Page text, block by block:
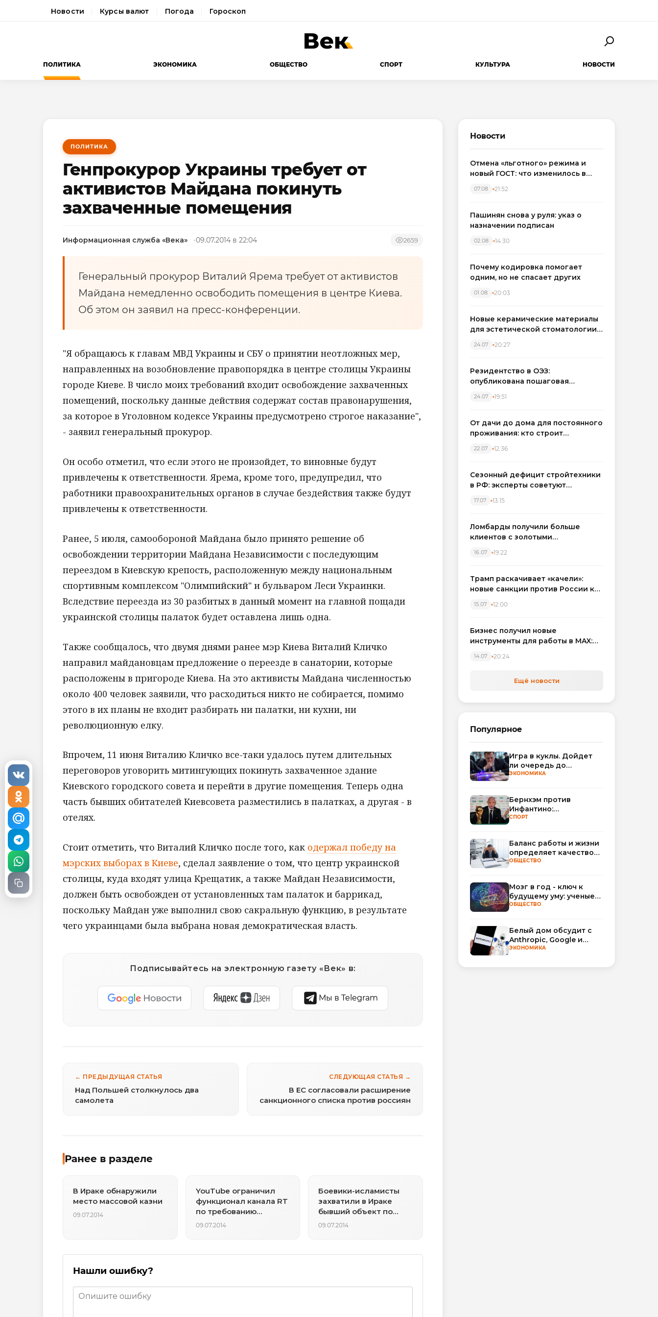
Новости Курсы валют Погода Гороскоп
ПОЛИТИКА ЭКОНОМИКА ОБЩЕСТВО СПОРТ КУЛЬТУРА НОВОСТИ
ПОЛИТИКА
Генпрокурор Украины требует от
активистов Майдана покинуть
захваченные помещения
Информационная служба «Века» 09.07.2014 в 22:04 2659
Генеральный прокурор Виталий Ярема требует от активистов
Майдана немедленно освободить помещения в центре Киева.
Об этом он заявил на пресс-конференции.
"Я обращаюсь к главам МВД Украины и СБУ о принятии неотложных мер,
направленных на возобновление правопорядка в центре столицы Украины
городе Киеве. В число моих требований входит освобождение захваченных
помещений, поскольку данные действия содержат состав правонарушения,
за которое в Уголовном кодексе Украины предусмотрено строгое наказание",
- заявил генеральный прокурор.
Он особо отметил, что если этого не произойдет, то виновные будут
привлечены к ответственности. Ярема, кроме того, предупредил, что
работники правоохранительных органов в случае бездействия также будут
привлечены к ответственности.
Ранее, 5 июля, самообороной Майдана было принято решение об
освобождении территории Майдана Независимости с последующим
переездом в Киевскую крепость, расположенную между национальным
спортивным комплексом "Олимпийский" и бульваром Леси Украинки.
Вследствие переезда из 30 разбитых в данный момент на главной пощади
украинской столицы палаток будет оставлена лишь одна.
Также сообщалось, что двумя днями ранее мэр Киева Виталий Кличко
направил майдановцам предложение о переезде в санатории, которые
расположены в пригороде Киева. На это активисты Майдана численностью
около 400 человек заявили, что расходиться никто не собирается, помимо
этого в их планы не входит разбирать ни палатки, ни кухни, ни
революционную елку.
Впрочем, 11 июня Виталию Кличко все-таки удалось путем длительных
переговоров уговорить митингующих покинуть захваченное здание
Киевского городского совета и перейти в другие помещения. Теперь одна
часть бывших обитателей Киевсовета разместились в палатках, а другая - в
отелях.
Стоит отметить, что Виталий Кличко после того, как одержал победу на
мэрских выборах в Киеве, сделал заявление о том, что центр украинской
столицы, куда входят улица Крещатик, а также Майдан Независимости,
должен быть освобожден от установленных там палаток и баррикад,
поскольку Майдан уже выполнил свою сакральную функцию, в результате
чего украинцами была выбрана новая демократическая власть.
Подписывайтесь на электронную газету «Век» в:
Мы в Telegram
← ПРЕДЫДУЩАЯ СТАТЬЯ
Над Польшей столкнулось два
самолета
СЛЕДУЮЩАЯ СТАТЬЯ →
В ЕС согласовали расширение
санкционного списка против россиян
Ранее в разделе
В Ираке обнаружили
место массовой казни
09.07.2014
YouTube ограничил
функционал канала RT
по требованию
украинского
09.07.2014
Боевики-исламисты
захватили в Ираке
бывший объект по
производству
09.07.2014
Нашли ошибку?
Новости
Отмена «льготного» режима и
новый ГОСТ: что изменилось в
07.08 21:52
Пашинян снова у руля: указ о
назначении подписан
02.08 14:30
Почему кодировка помогает
одним, но не спасает других
01.08 20:03
Новые керамические материалы
для эстетической стоматологии
24.07 20:27
Резидентство в ОЭЗ:
опубликована пошаговая
налоговых льгот для инвесторов
24.07 19:51
От дачи до дома для постоянного
проживания: кто строит
Западном регионе
22.07 12:36
Сезонный дефицит стройтехники
в РФ: эксперты советуют
17.07 13:15
Ломбарды получили больше
клиентов с золотыми
вырос на фоне подорожания
16.07 19:22
Трамп раскачивает «качели»:
новые санкции против России как
15.07 12:00
Бизнес получил новые
инструменты для работы в MAX:
автоматизируют обработку
14.07 20:24
Ещё новости
Популярное
Игра в куклы. Дойдет
ли очередь до
Миллера?
ЭКОНОМИКА
Бернхэм против
Инфантино:
политический кризис в
СПОРТ
Баланс работы и жизни
определяет качество
сна
ОБЩЕСТВО
Мозг в год - ключ к
будущему уму: ученые
научились
ОБЩЕСТВО
Белый дом обсудит с
Anthropic, Google и
OpenAI добровольную
ЭКОНОМИКА